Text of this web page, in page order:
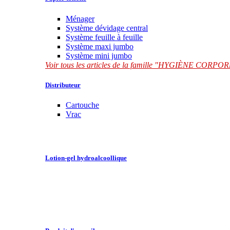
Ménager
Système dévidage central
Système feuille à feuille
Système maxi jumbo
Système mini jumbo
Voir tous les articles de la famille "HYGIÈNE
Distributeur
Cartouche
Vrac
Lotion-gel hydroalcoollique